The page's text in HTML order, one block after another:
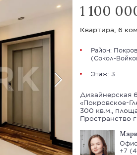
1 100
Квартира, 6
Район:
(Сокол-
Этаж: 3
Дизайнерская
«Покровское-
300 кв.м.,
Пространство
+7